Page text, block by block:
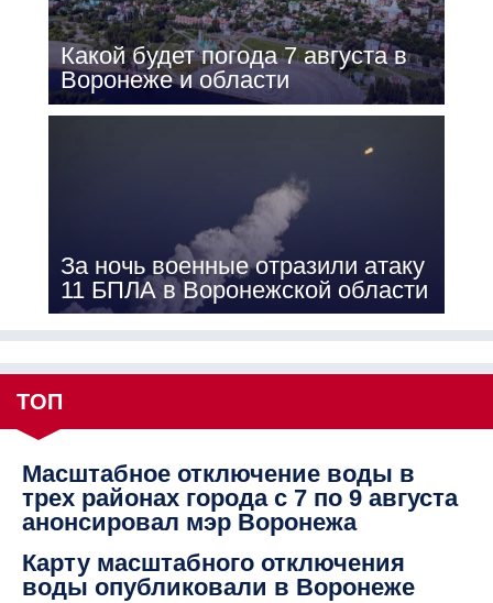
Какой будет погода 7 августа в
Воронеже и области
За ночь военные отразили атаку
11 БПЛА в Воронежской области
ТОП
Масштабное отключение воды в
трех районах города с 7 по 9 августа
анонсировал мэр Воронежа
Карту масштабного отключения
воды опубликовали в Воронеже